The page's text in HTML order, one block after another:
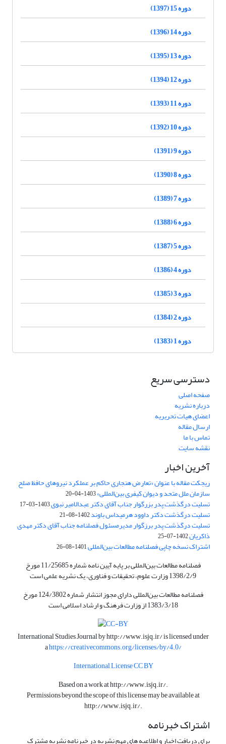
دوره 15 (1397)
دوره 14 (1396)
دوره 13 (1395)
دوره 12 (1394)
دوره 11 (1393)
دوره 10 (1392)
دوره 9 (1391)
دوره 8 (1390)
دوره 7 (1389)
دوره 6 (1388)
دوره 5 (1387)
دوره 4 (1386)
دوره 3 (1385)
دوره 2 (1384)
دوره 1 (1383)
دسترسی سریع
صفحه اصلی
درباره نشریه
اعضای هیات تحریریه
ارسال مقاله
تماس با ما
نقشه سایت
آخرین اخبار
ریجکت مقاله با عنوان «تعارض هنجاری حاکم بر عملکرد نیروهای حافظ صلح
سازمان ملل متحد و دیوان کیفری بین‌المللی»1403-04-20
تسلیت درگذشت پدر بزرگوار جناب آقای دکتر عبدالامیر نبوی1403-03-17
تسلیت درگذشت دکتر داوود هرمیداس باوند1402-08-21
تسلیت درگذشت پدر برزگوار مدیرمسئول فصلنامه جناب آقای دکتر مهدی
ذاکریان1402-07-25
اشتراک نسخه چاپی فصلنامه مطالعات بین‌المللی1401-08-26
فصلنامه مطالعات بین‌المللی بر پایه آیین نامه شماره 11/25685 مورخ
1398/2/9 وزارت علوم، تحقیقات و فناوری، یک نشریه علمی است
فصلنامه مطالعات بین‌المللی دارای مجوز انتشار شماره 124/3802 مورخ
1383/3/18 از وزارت فرهنگ و ارشاد اسلامی است
International Studies Journal byhttp://www.isjq.ir/is licensed under
ahttps://creativecommons.org/licenses/by/4.0/
International License CC BY
Based on a work athttp://www.isjq.ir/.
Permissions beyond the scope of this license may be available at
http://www.isjq.ir/.
اشتراک خبرنامه
برای دریافت اخبار و اطلاعیه های مهم نشریه در خبرنامه نشریه مشترک